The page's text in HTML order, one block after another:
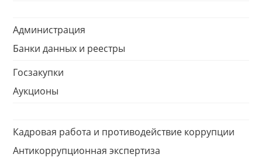
Администрация
Банки данных и реестры
Госзакупки
Аукционы
Кадровая работа и противодействие коррупции
Антикоррупционная экспертиза